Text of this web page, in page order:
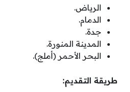
الرياض.
الدمام.
جدة.
المدينة المنورة.
البحر الأحمر (أملج).
طريقة التقديم: